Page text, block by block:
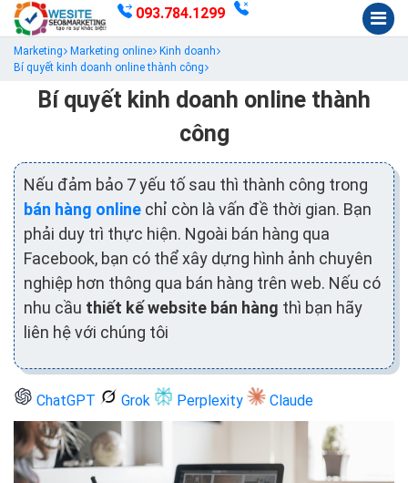
093.784.1299
Marketing Marketing online
Kinh doanh
Bí quyết kinh doanh online thành công
Bí quyết kinh doanh online thành
công
Nếu đảm bảo 7 yếu tố sau thì thành công trong
bán hàng online chỉ còn là vấn đề thời gian. Bạn
phải duy trì thực hiện. Ngoài bán hàng qua
Facebook, bạn có thể xây dựng hình ảnh chuyên
nghiệp hơn thông qua bán hàng trên web. Nếu có
nhu cầu thiết kế website bán hàng thì bạn hãy
liên hệ với chúng tôi
ChatGPT Grok Perplexity Claude